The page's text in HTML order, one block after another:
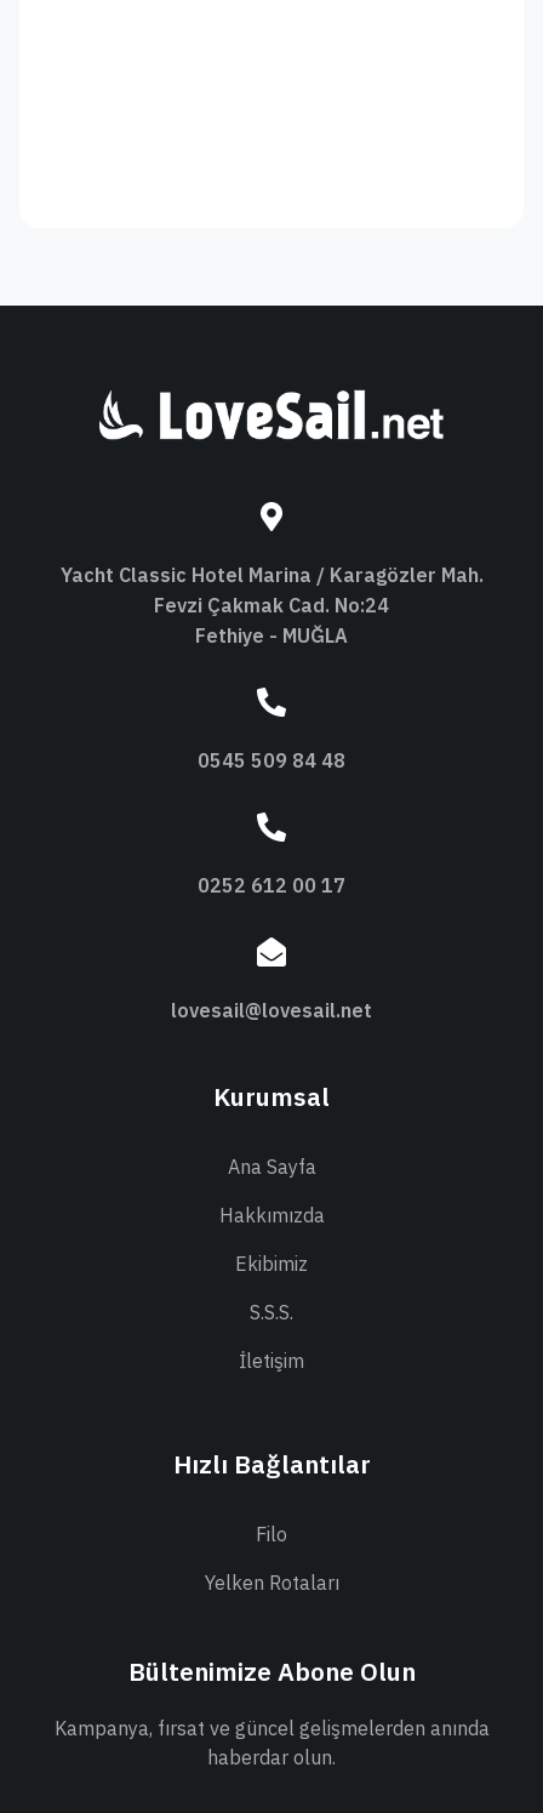
Yacht Classic Hotel Marina / Karagözler Mah.
Fevzi Çakmak Cad. No:24
Fethiye - MUĞLA
0545 509 84 48
0252 612 00 17
lovesail@lovesail.net
Kurumsal
Ana Sayfa
Hakkımızda
Ekibimiz
S.S.S.
İletişim
Hızlı Bağlantılar
Filo
Yelken Rotaları
Bültenimize Abone Olun
Kampanya, fırsat ve güncel gelişmelerden anında
haberdar olun.